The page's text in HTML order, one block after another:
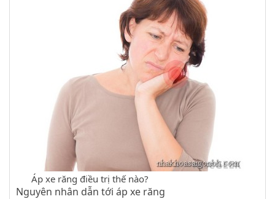
Áp xe răng điều trị thế nào?
Nguyên nhân dẫn tới áp xe răng